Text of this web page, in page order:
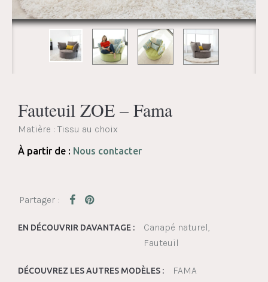
Fauteuil ZOE – Fama
Matière : Tissu au choix
À partir de : Nous contacter
EN DÉCOUVRIR DAVANTAGE :
Canapé naturel
Fauteuil
DÉCOUVREZ LES AUTRES MODÈLES : FAMA